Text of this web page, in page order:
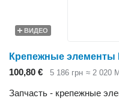
ВИДЕО
100,80 € 5 186 грн ≈ 2 020
Запчасть - крепежные